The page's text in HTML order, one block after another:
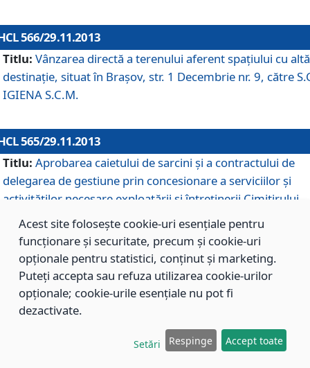
566/29.11.2013
Titlu: Vânzarea directă a terenului aferent spaţiului cu altă
destinaţie, situat în Braşov, str. 1 Decembrie nr. 9, către
IGIENA S.C.M.
565/29.11.2013
Titlu: Aprobarea caietului de sarcini şi a contractului de
delegarea de gestiune prin concesionare a serviciilor şi
activităţilor necesare exploatării şi întreţinerii Cimitirului
Municipal Braşov situat în str. Dimitrie Anghel nr. 19.
564/29.11.2013
Titlu: Completarea şi modificarea H.C.L. nr. 446/2013,
care s-a aprobat studiul de fundamentare pentru
Acest site folosește cookie-uri esențiale pentru
funcționare și securitate, precum și cookie-uri
opționale pentru statistici, conținut și marketing.
Puteți accepta sau refuza utilizarea cookie-urilor
opționale; cookie-urile esențiale nu pot fi
dezactivate.
Setări Respinge Accept toate